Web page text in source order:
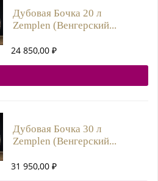
Дубовая Бочка 20 л
Zemplen (Венгерский...
24 850,00 ₽
Дубовая Бочка 30 л
Zemplen (Венгерский...
31 950,00 ₽